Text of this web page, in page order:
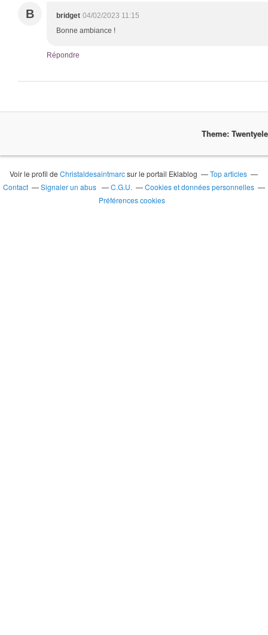
B bridget 04/02/2023 11:15
Bonne ambiance !
Répondre
Theme:
Voir le profil deChristaldesaintmarcsur le portail Eklablog
Top articles
Contact
Signaler un abus C.G.U.
Cookies et données personnelles
Préférences cookies